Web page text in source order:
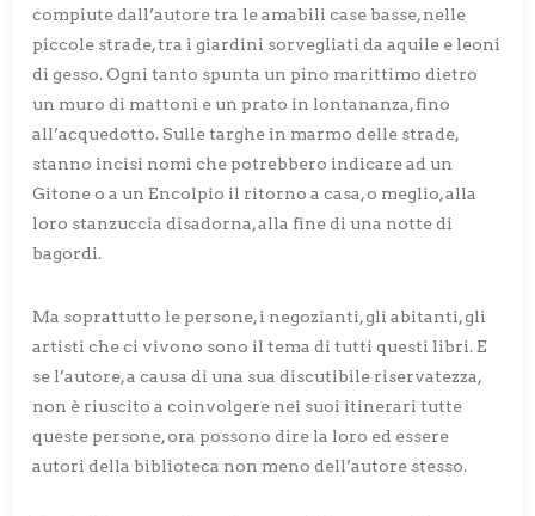
compiute dall’autore tra le amabili case basse, nelle
piccole strade, tra i giardini sorvegliati da aquile e leoni
di gesso. Ogni tanto spunta un pino marittimo dietro
un muro di mattoni e un prato in lontananza, fino
all’acquedotto. Sulle targhe in marmo delle strade,
stanno incisi nomi che potrebbero indicare ad un
Gitone o a un Encolpio il ritorno a casa, o meglio, alla
loro stanzuccia disadorna, alla fine di una notte di
bagordi.
Ma soprattutto le persone, i negozianti, gli abitanti, gli
artisti che ci vivono sono il tema di tutti questi libri. E
se l’autore, a causa di una sua discutibile riservatezza,
non è riuscito a coinvolgere nei suoi itinerari tutte
queste persone, ora possono dire la loro ed essere
autori della biblioteca non meno dell’autore stesso.